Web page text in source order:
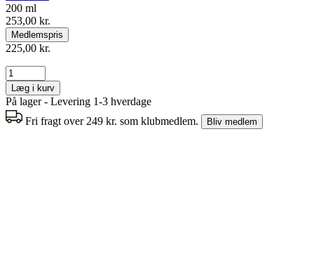
200 ml
253,00 kr.
Medlemspris
225,00 kr.
Læg i kurv
På lager - Levering 1-3 hverdage
Fri fragt over 249 kr. som klubmedlem.
Bliv medlem